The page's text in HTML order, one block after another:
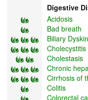
Digestive
Acidosis
Bad breath
Biliary
Cholestasis
Chronic
Cirrhosis of
Colitis
Colorectal